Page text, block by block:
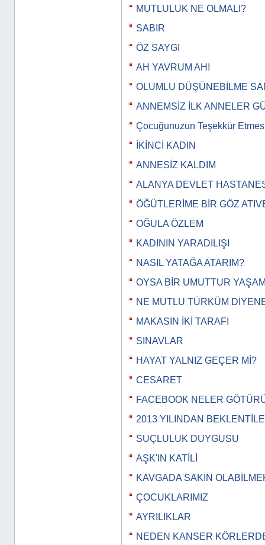
MUTLULUK NE OLMALI?
SABIR
ÖZ SAYGI
AH YAVRUM AH!
OLUMLU DÜŞÜNEBİLME
ANNEMSİZ İLK ANNELER
Çocuğunuzun Teşekkür
İKİNCİ KADIN
ANNESİZ KALDIM
ALANYA DEVLET
ÖĞÜTLERİME BİR GÖZ
OĞULA ÖZLEM
KADININ YARADILIŞI
NASIL YATAĞA ATARIM?
OYSA BİR UMUTTUR
NE MUTLU TÜRKÜM
MAKASIN İKİ TARAFI
SINAVLAR
HAYAT YALNIZ GEÇER Mİ?
CESARET
FACEBOOK NELER
2013 YILINDAN
SUÇLULUK DUYGUSU
AŞK'IN KATİLİ
KAVGADA SAKİN
ÇOCUKLARIMIZ
AYRILIKLAR
NEDEN KANSER